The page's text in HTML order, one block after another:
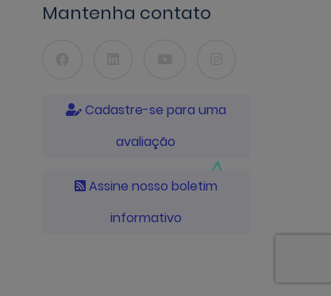
Mantenha contato
Cadastre-se para uma
avaliação
Assine nosso boletim
informativo